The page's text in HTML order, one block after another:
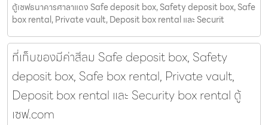
ตู้เซฟธนาคารศาลาแดง Safe deposit box, Safety deposit box, Safe
box rental, Private vault, Deposit box rental และ Securit
ที่เก็บของมีค่าสีลม Safe deposit box, Safety
deposit box, Safe box rental, Private vault,
Deposit box rental และ Security box rental ตู้
เซฟ.com